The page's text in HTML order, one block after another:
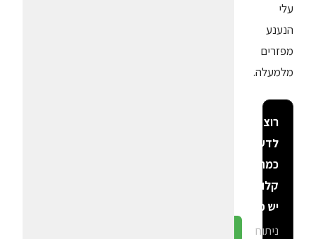
עלי
הנענע
מפזרים
מלמעלה.
רוצה
לדעת
כמה
קלוריות
יש פה?
ניתוח